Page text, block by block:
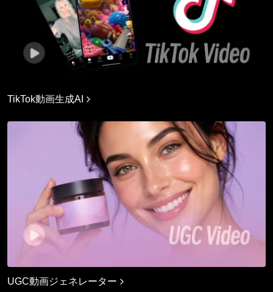
TikTok動画生成AI
UGC動画ジェネレーター